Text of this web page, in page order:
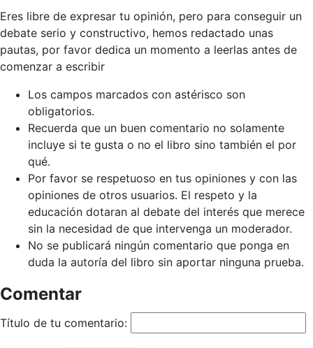
Eres libre de expresar tu opinión, pero para conseguir un
debate serio y constructivo, hemos redactado unas
pautas, por favor dedica un momento a leerlas antes de
comenzar a escribir
Los campos marcados con astérisco son
obligatorios.
Recuerda que un buen comentario no solamente
incluye si te gusta o no el libro sino también el por
qué.
Por favor se respetuoso en tus opiniones y con las
opiniones de otros usuarios. El respeto y la
educación dotaran al debate del interés que merece
sin la necesidad de que intervenga un moderador.
No se publicará ningún comentario que ponga en
duda la autoría del libro sin aportar ninguna prueba.
Comentar
Título de tu comentario: